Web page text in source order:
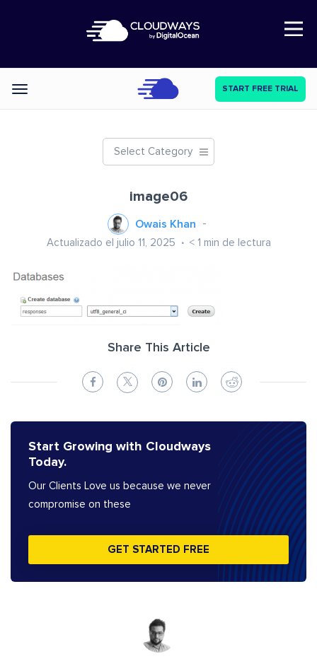
Open Nav
Categories START FREE TRIAL
Select Category
image06
Owais Khan
Actualizado el julio 11, 2025 < 1 min de lectura
Share This Article
Start Growing with Cloudways
Today.
Our Clients Love us because we never
compromise on these
GET STARTED FREE